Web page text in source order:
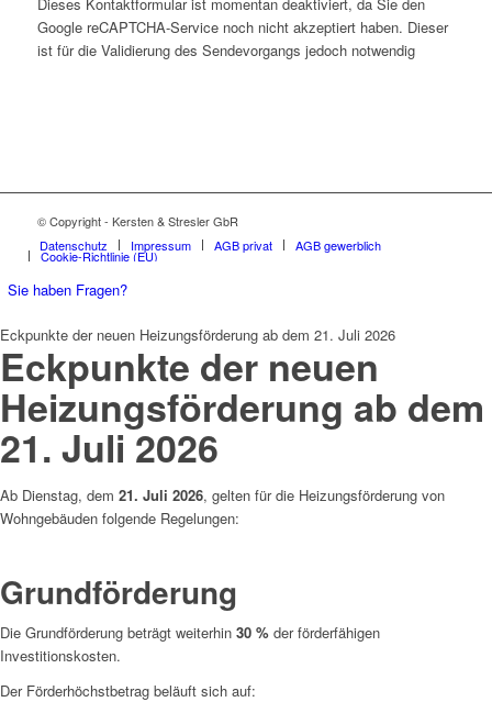
Google reCAPTCHA-Service noch nicht akzeptiert haben. Dieser
ist für die Validierung des Sendevorgangs jedoch notwendig
© Copyright - Kersten & Stresler GbR
Datenschutz
Impressum AGB privat AGB gewerblich
Cookie-Richtlinie (EU)
Sie haben Fragen?
Eckpunkte der neuen Heizungsförderung ab dem 21. Juli 2026
Eckpunkte der neuen
Heizungsförderung ab dem
21. Juli 2026
Ab Dienstag, dem 21. Juli 2026, gelten für die Heizungsförderung von
Wohngebäuden folgende Regelungen:
Grundförderung
Die Grundförderung beträgt weiterhin 30 % der förderfähigen
Investitionskosten.
Der Förderhöchstbetrag beläuft sich auf: